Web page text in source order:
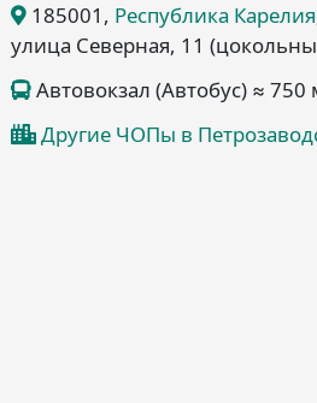
185001 , Республика Карелия
улица Северная, 11
Автовокзал (Автобус) ≈ 750
Другие ЧОПы в